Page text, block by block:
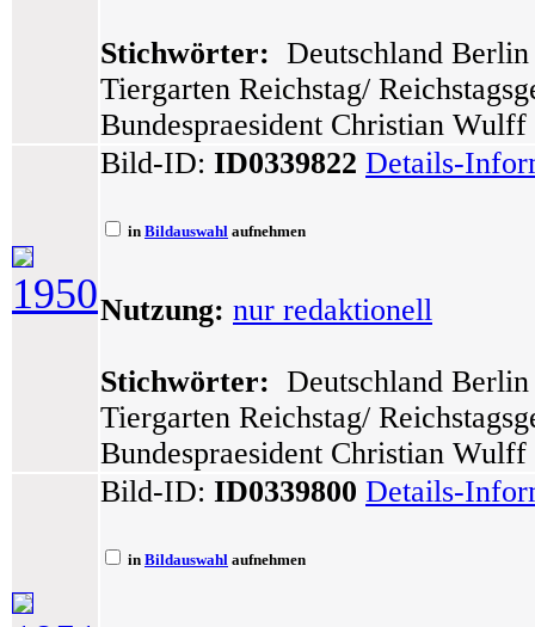
Stichwörter: Deutschland
Tiergarten Reichstag/
Bundespraesident Christian Wulff
1950
Bild-ID: ID0339822 Details-
in Bildauswahl aufnehmen
Nutzung: nur redaktionell
Stichwörter: Deutschland
Tiergarten Reichstag/
Bundespraesident Christian Wulff
Bild-ID: ID0339800 Details-
in Bildauswahl aufnehmen